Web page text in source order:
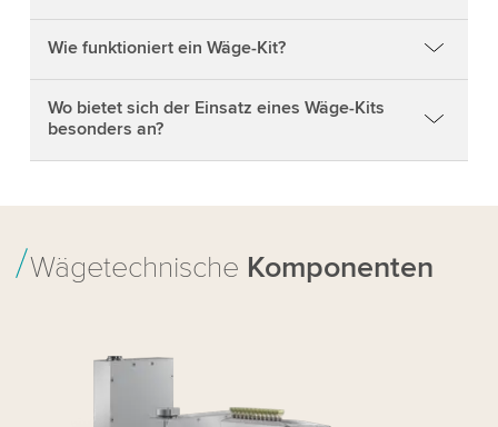
Wie funktioniert ein Wäge-Kit?
Wo bietet sich der Einsatz eines Wäge-Kits
besonders an?
Wägetechnische Komponenten